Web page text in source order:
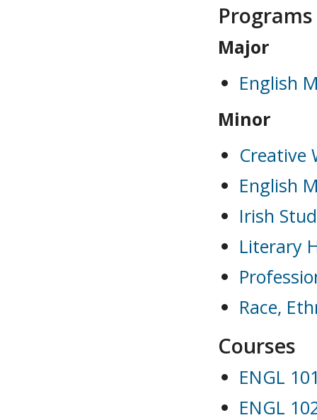
Programs
Major
English
Minor
Creative
English
Irish
Literary
Race,
Courses
ENGL
ENGL